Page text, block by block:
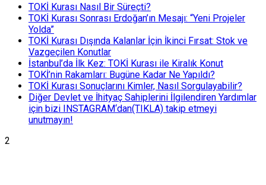
TOKİ Kurası Nasıl Bir Süreçti?
TOKİ Kurası Sonrası Erdoğan’ın Mesajı: “Yeni Projeler
Yolda”
TOKİ Kurası Dışında Kalanlar İçin İkinci Fırsat: Stok ve
Vazgeçilen Konutlar
İstanbul’da İlk Kez: TOKİ Kurası ile Kiralık Konut
TOKİ’nin Rakamları: Bugüne Kadar Ne Yapıldı?
TOKİ Kurası Sonuçlarını Kimler, Nasıl Sorgulayabilir?
Diğer Devlet ve İhityaç Sahiplerini İlgilendiren Yardımlar
için bizi INSTAGRAM‘dan(TIKLA) takip etmeyi
unutmayın!
2